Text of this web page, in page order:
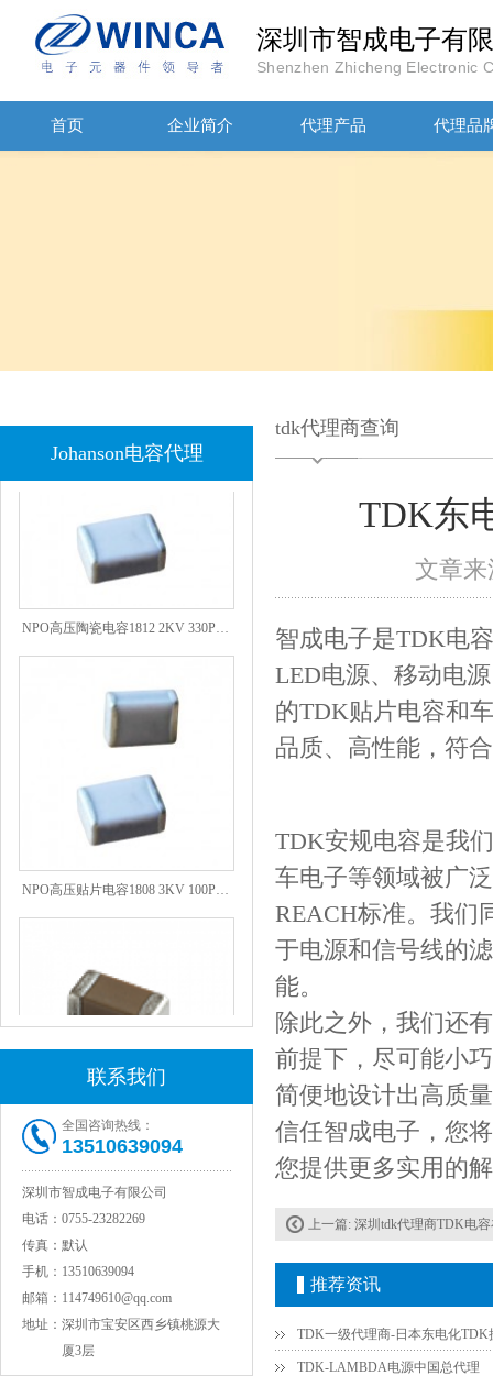
深圳市智成电子有
Shenzhen Zhicheng Electronic
首页 企业简介 代理产品 代理品
Johanson电容代理
NPO高压陶瓷电容1812 2KV 330PF 5%精度
NPO高压贴片电容1808 3KV 100PF J
联系我们
全国咨询热线：
13510639094
深圳市智成电子有限公司
电话： 0755-23282269
传真： 默认
手机： 13510639094
邮箱： 114749610@qq.com
地址： 深圳市宝安区西乡镇桃源大
厦3层
tdk代理商查询
TDK东
文章
智成电子是TDK电
LED电源、移动电
的TDK贴片电容和
品质、高性能，符
TDK安规电容是我
车电子等领域被广
REACH标准。我们
于电源和信号线的
能。
除此之外，我们还
前提下，尽可能小
简便地设计出高质
信任智成电子，您
您提供更多实用的
上一篇: 深圳tdk代理商TDK电
推荐资讯
TDK-LAMBDA电源中国总代理